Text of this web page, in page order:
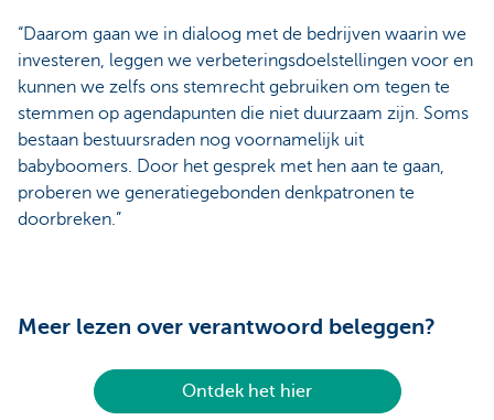
“Daarom gaan we in dialoog met de bedrijven waarin we
investeren, leggen we verbeteringsdoelstellingen voor en
kunnen we zelfs ons stemrecht gebruiken om tegen te
stemmen op agendapunten die niet duurzaam zijn. Soms
bestaan bestuursraden nog voornamelijk uit
babyboomers. Door het gesprek met hen aan te gaan,
proberen we generatiegebonden denkpatronen te
doorbreken.”
Meer lezen over verantwoord beleggen?
Ontdek het hier